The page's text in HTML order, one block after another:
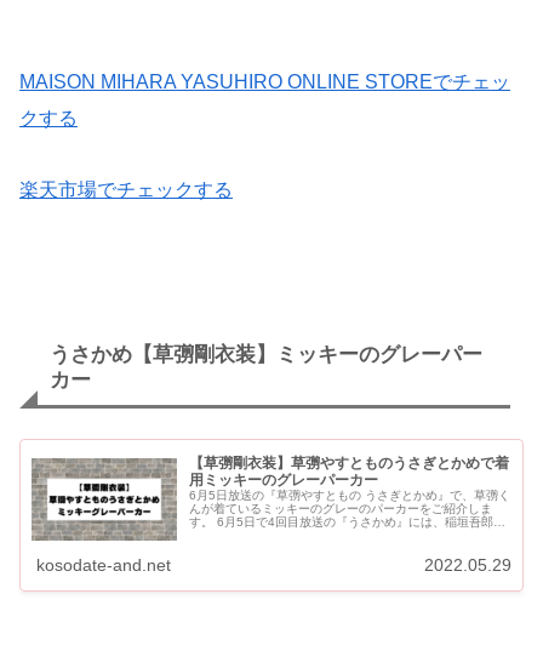
MAISON MIHARA YASUHIRO ONLINE STOREでチェッ
クする
楽天市場でチェックする
うさかめ【草彅剛衣装】ミッキーのグレーパー
カー
【草彅剛衣装】草彅やすとものうさぎとかめで着
用ミッキーのグレーパーカー
6月5日放送の『草彅やすともの うさぎとかめ』で、草彅く
んが着ているミッキーのグレーのパーカーをご紹介しま
す。 6月5日で4回目放送の『うさかめ』には、稲垣吾郎さ
kosodate-and.net 2022.05.29